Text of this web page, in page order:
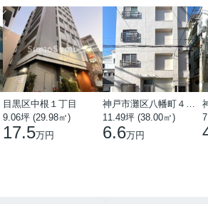
目黒区中根１丁目
9.06坪 (29.98㎡)
17.5万円
11.49坪 (38.00㎡)
6.6万円